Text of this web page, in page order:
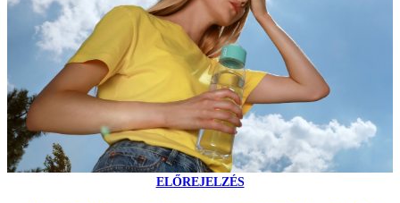
ELŐREJELZÉS